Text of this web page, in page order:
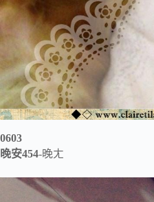
0603
晚安454-晚ㄤ